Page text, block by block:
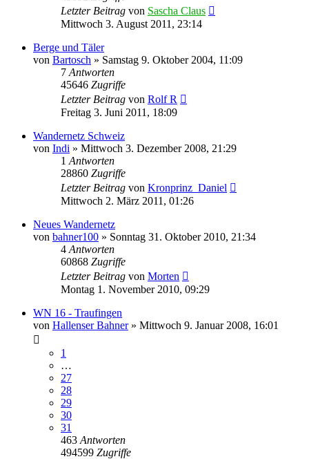
Letzter Beitrag von Sascha Claus
Mittwoch 3. August 2011, 23:14
Berge und Täler
von Bartosch » Samstag 9. Oktober 2004, 11:09
7 Antworten
45646 Zugriffe
Letzter Beitrag von Rolf R
Freitag 3. Juni 2011, 18:09
Wandernetz Schweiz
von Indi » Mittwoch 3. Dezember 2008, 21:29
1 Antworten
28860 Zugriffe
Letzter Beitrag von Kronprinz_Daniel
Mittwoch 2. März 2011, 01:26
Neues Wandernetz
von bahner100 » Sonntag 31. Oktober 2010, 21:34
4 Antworten
60868 Zugriffe
Letzter Beitrag von Morten
Montag 1. November 2010, 09:29
WN 16 - Traufingen
von Hallenser Bahner» Mittwoch 9. Januar 2008, 16:01
1
…
27
28
29
30
31
463 Antworten
494599 Zugriffe